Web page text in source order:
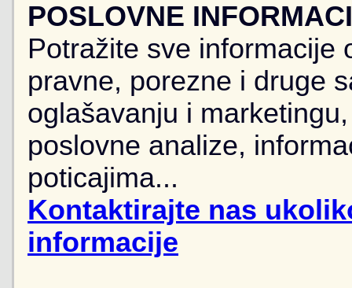
POSLOVNE
Potražite sve informacije
pravne, porezne i druge
oglašavanju i
poslovne analize,
poticajima...
Kontaktirajte nas
informacije